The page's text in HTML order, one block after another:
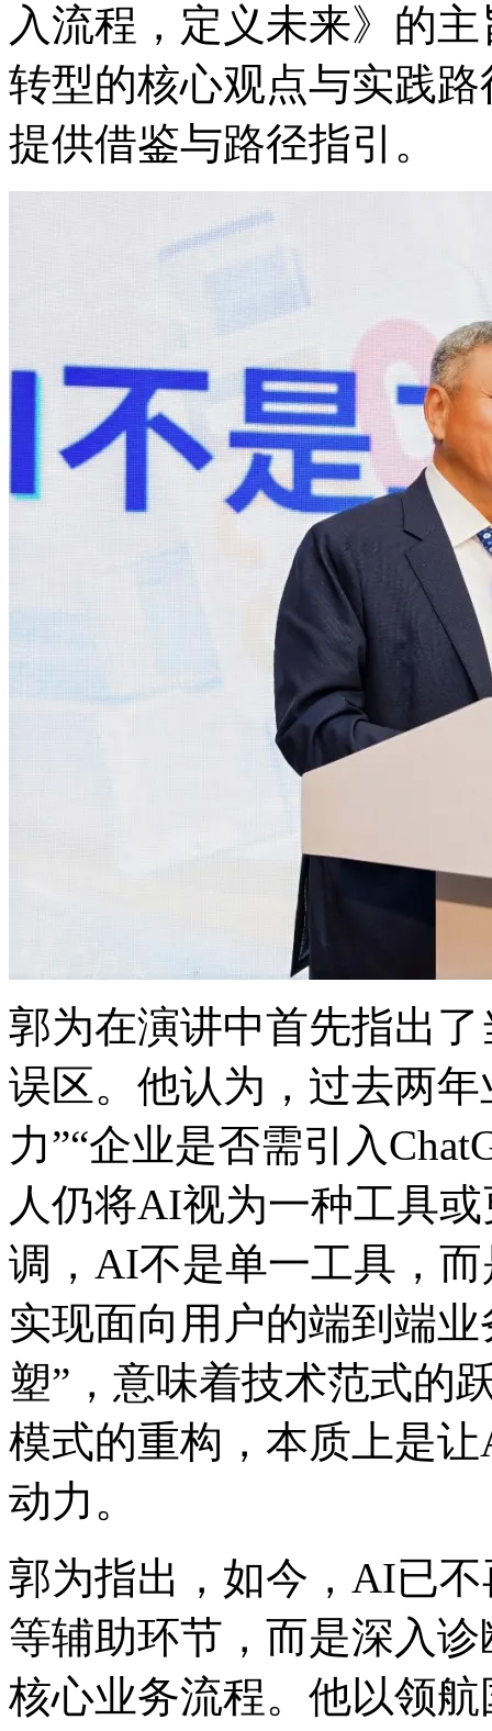
入流程，定义未来》的
转型的核心观点与实践路
提供借鉴与路径指引。
郭为在演讲中首先指出
误区。他认为，过去
力”“企业是否需引入
人仍将AI视为一种工具或
调，AI不是单一工具
实现面向用户的端到端
塑”，意味着技术范式的
模式的重构，本质上
动力。
郭为指出，如今，AI
等辅助环节，而是深入诊
核心业务流程。他以领